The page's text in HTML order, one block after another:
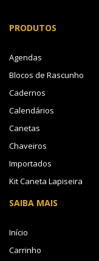
PRODUTOS
Agendas
Blocos de Rascunho
Cadernos
Calendários
Canetas
Chaveiros
Importados
Kit Caneta Lapiseira
SAIBA MAIS
Início
Carrinho